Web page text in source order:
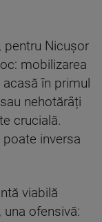
pentru Nicușor
mobilizarea
în primul
nehotărâți
crucială.
inversa
viabilă
una ofensivă: